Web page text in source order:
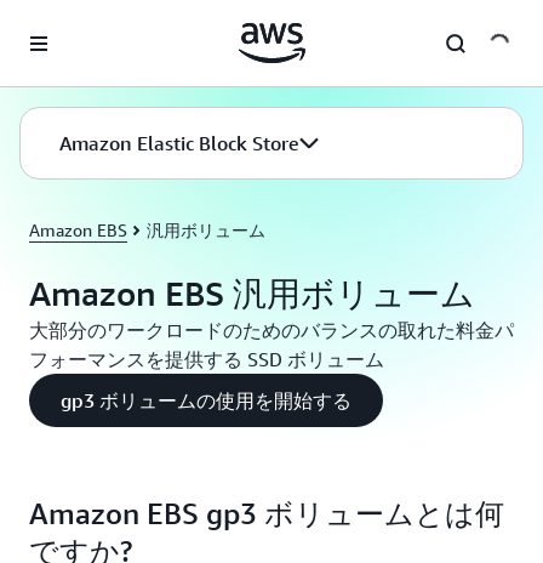
Amazon Elastic Block Store
Amazon EBS 汎用ボリューム
Amazon EBS 汎用ボリューム
大部分のワークロードのためのバランスの取れた料金パ
フォーマンスを提供する SSD ボリューム
gp3 ボリュームの使用を開始する
Amazon EBS gp3 ボリュームとは何
ですか?